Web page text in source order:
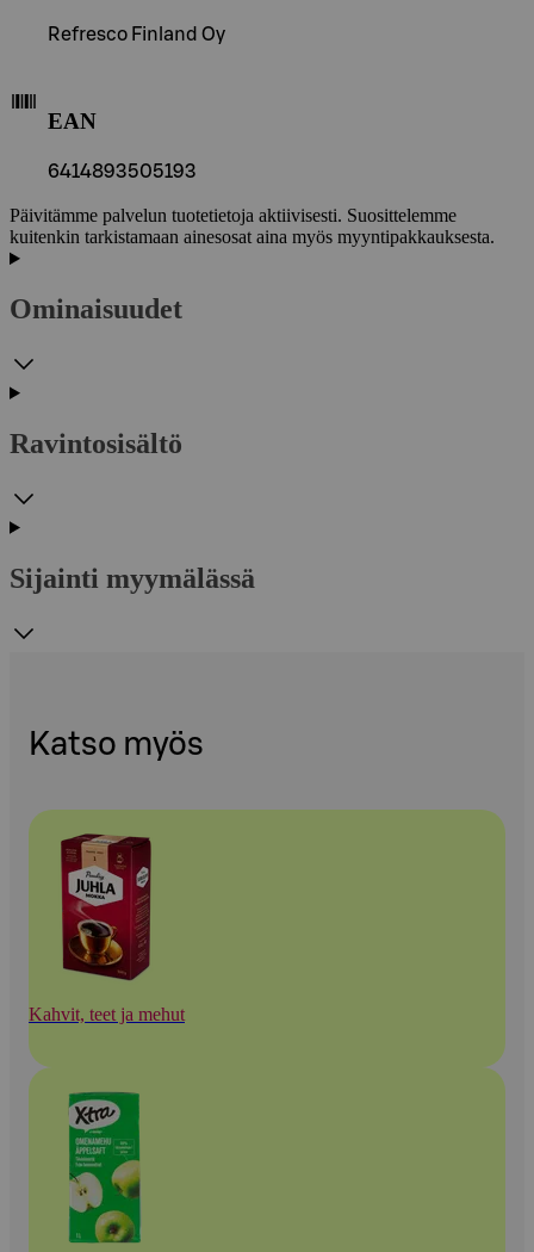
Refresco Finland Oy
EAN
6414893505193
Päivitämme palvelun tuotetietoja aktiivisesti. Suosittelemme
kuitenkin tarkistamaan ainesosat aina myös myyntipakkauksesta.
Ominaisuudet
Ravintosisältö
Sijainti myymälässä
Katso myös
Kahvit, teet ja mehut